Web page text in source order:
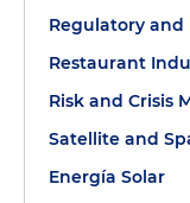
Regulatory
Restaurant
Risk and Crisis
Satellite and
Energía Solar